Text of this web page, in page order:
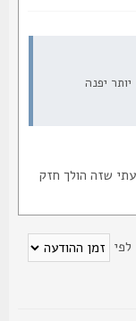
הולך חזק